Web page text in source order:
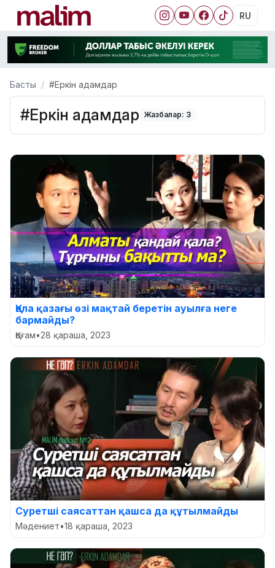
RU
Басты #Еркін адамдар
#Еркін адамдар Жазбалар: 3
Қала қазағы өзі мақтай беретін ауылға неге
бармайды?
Қоғам•28 қараша, 2023
Суретші саясаттан қашса да құтылмайды
Мәдениет•18 қараша, 2023